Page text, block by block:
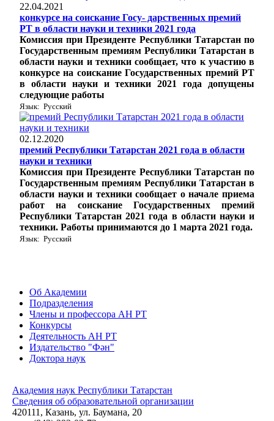
22.04.2021
конкурсе на соискание Госу- дарственных премий
РТ в области науки и техники 2021 года
Комиссия при Президенте Республики Татарстан по
Государственным премиям Республики Татарстан в
области науки и техники сообщает, что к участию в
конкурсе на соискание Государственных премий РТ
в области науки и техники 2021 года допущены
следующие работы
Язык: Русский
02.12.2020
премий Республики Татарстан 2021 года в области
науки и техники
Комиссия при Президенте Республики Татарстан по
Государственным премиям Республики Татарстан в
области науки и техники сообщает о начале приема
работ на соискание Государственных премий
Республики Татарстан 2021 года в области науки и
техники. Работы принимаются до 1 марта 2021 года.
Язык: Русский
Об Академии
Подразделения
Члены и профессора АН РТ
Конкурсы
Деятельность АН РТ
Издательство "Фән"
Доктора наук
Академия наук Республики Татарстан
Сведения об образовательной организации
420111, Казань, ул. Баумана, 20